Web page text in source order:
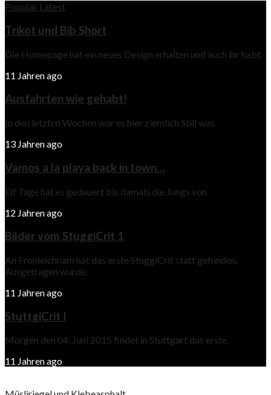
Popular Latest
Trikot und Bib Short
Die Homepage hat ein neues Design erhalten und auch ihr habt.
11 Jahren ago
Ausfahrten wie gehabt!
In den letzten Wochen war es hier ziemlich Still was.
13 Jahren ago
Vamos a la playa back in town…
Elf Tage hat es gedauert bis damals die Jungs von.
12 Jahren ago
Bilder vom StuggiCrit 1
An Fronleichnam hat das erste StuggiCrit statt gefunden.
Ausgetragen wurde.
11 Jahren ago
StuttgiCrit I
Morgen den 04. Juni 2015 findet in Stuttgart das erste.
11 Jahren ago